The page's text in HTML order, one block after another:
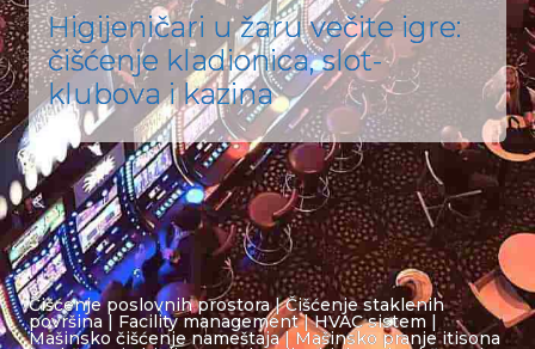
Higijeničari u žaru večite igre:
čišćenje kladionica, slot-
klubova i kazina
Čišćenje poslovnih prostora|Čišćenje staklenih
površina | Facility management|HVAC sistem |
Mašinsko čišćenje nameštaja|Mašinsko pranje itisona